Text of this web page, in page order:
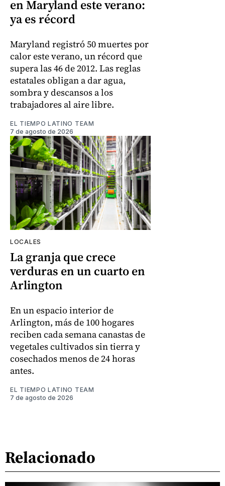
en Maryland este verano:
ya es récord
Maryland registró 50 muertes por
calor este verano, un récord que
supera las 46 de 2012. Las reglas
estatales obligan a dar agua,
sombra y descansos a los
trabajadores al aire libre.
EL TIEMPO LATINO TEAM
7 de agosto de 2026
LOCALES
La granja que crece
verduras en un cuarto en
Arlington
En un espacio interior de
Arlington, más de 100 hogares
reciben cada semana canastas de
vegetales cultivados sin tierra y
cosechados menos de 24 horas
antes.
EL TIEMPO LATINO TEAM
7 de agosto de 2026
Relacionado